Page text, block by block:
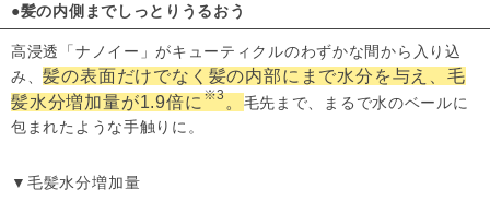
●髪の内側までしっとりうるおう
高浸透「ナノイー」がキューティクルのわずかな間から入り込
み、髪の表面だけでなく髪の内部にまで水分を与え、毛
髪水分増加量が1.9倍に※3。 毛先まで、まるで水のベールに
包まれたような手触りに。
▼毛髪水分増加量